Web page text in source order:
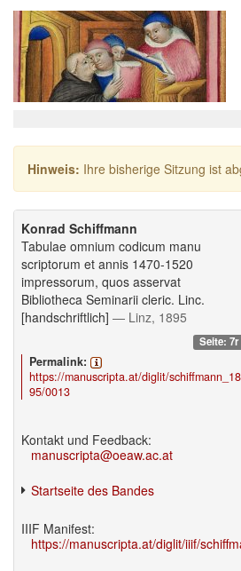
Hinweis: Ihre bisherige Sitzung ist
Konrad Schiffmann
Tabulae omnium codicum manu
scriptorum et annis 1470-1520
impressorum, quos asservat
Bibliotheca Seminarii cleric. Linc.
[handschriftlich] — Linz, 1895
Seite: 7r
Permalink:
https://manuscripta.at/diglit/schiffmann_18
95/0013
Kontakt und Feedback:
manuscripta@oeaw.ac.at
Startseite des Bandes
IIIF Manifest:
https://manuscripta.at/diglit/iiif/